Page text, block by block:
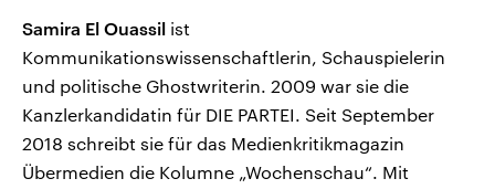
Samira El Ouassil ist
Kommunikationswissenschaftlerin, Schauspielerin
und politische Ghostwriterin. 2009 war sie die
Kanzlerkandidatin für DIE PARTEI. Seit September
2018 schreibt sie für das Medienkritikmagazin
Übermedien die Kolumne „Wochenschau“. Mit